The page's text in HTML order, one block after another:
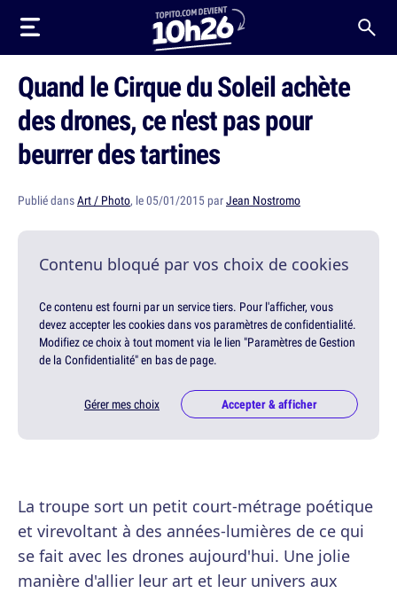
Quand le Cirque du Soleil achète
des drones, ce n'est pas pour
beurrer des tartines
Publié dansArt / Photo, le 05/01/2015 parJean Nostromo
Contenu bloqué par vos choix de cookies
Ce contenu est fourni par un service tiers. Pour l'afficher, vous
devez accepter les cookies dans vos paramètres de confidentialité.
Modifiez ce choix à tout moment via le lien "Paramètres de Gestion
de la Confidentialité" en bas de page.
Gérer mes choix Accepter & afficher
La troupe sort un petit court-métrage poétique
et virevoltant à des années-lumières de ce qui
se fait avec les drones aujourd'hui. Une jolie
manière d'allier leur art et leur univers aux